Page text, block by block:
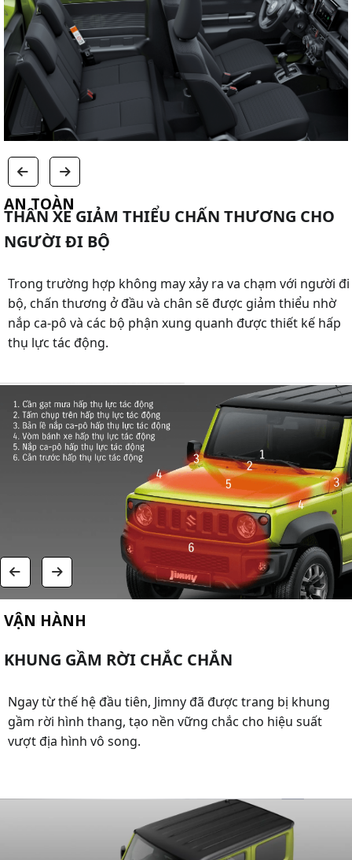
AN TOÀN
THÂN XE GIẢM THIỂU CHẤN THƯƠNG CHO
NGƯỜI ĐI BỘ
Trong trường hợp không may xảy ra va chạm với người đi
bộ, chấn thương ở đầu và chân sẽ được giảm thiểu nhờ
nắp ca-pô và các bộ phận xung quanh được thiết kế hấp
thụ lực tác động.
VẬN HÀNH
KHUNG GẦM RỜI CHẮC CHẮN
Ngay từ thế hệ đầu tiên, Jimny đã được trang bị khung
gầm rời hình thang, tạo nền vững chắc cho hiệu suất
vượt địa hình vô song.